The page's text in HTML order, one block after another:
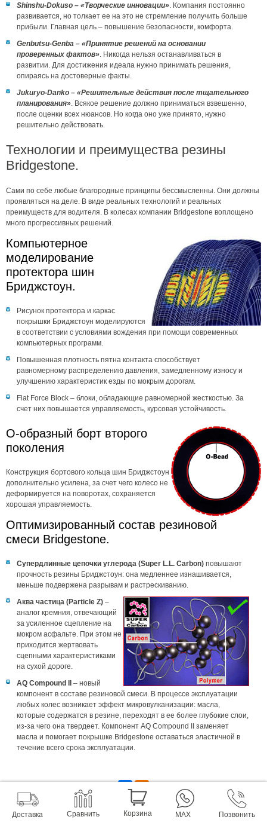
Shinshu-Dokuso – «Творческие инновации» . Компания постоянно
развивается, но толкает ее на это не стремление получить больше
прибыли. Главная цель – повышение безопасности, комфорта.
Genbutsu-Genba – «Принятие решений на основании
проверенных фактов» . Никогда нельзя останавливаться в
развитии. Для достижения идеала нужно принимать решения,
опираясь на достоверные факты.
Jukuryo-Danko – «Решительные действия после тщательного
планирования» . Всякое решение должно приниматься взвешенно,
после оценки всех нюансов. Но когда оно уже принято, нужно
решительно действовать.
Технологии и преимущества резины
Bridgestone.
Сами по себе любые благородные принципы бессмысленны. Они должны
проявляться на деле. В виде реальных технологий и реальных
преимуществ для водителя. В колесах компании Bridgestone воплощено
много прогрессивных решений.
Компьютерное
моделирование
протектора шин
Бриджстоун.
Рисунок протектора и каркас
покрышки Бриджстоун моделируются
в соответствии с условиями вождения при помощи современных
компьютерных программ.
Повышенная плотность пятна контакта способствует
равномерному распределению давления, замедленному износу и
улучшению характеристик езды по мокрым дорогам.
Flat Force Block – блоки, обладающие равномерной жесткостью. За
счет них повышается управляемость, курсовая устойчивость.
O-образный борт второго
поколения
Конструкция бортового кольца шин Бриджстоун
дополнительно усилена, за счет чего колесо не
деформируется на поворотах, сохраняется
хорошая управляемость.
Оптимизированный состав резиновой
смеси Bridgestone.
Супердлинные цепочки углерода (Super L.L. Carbon) повышают
прочность резины Бриджстоун: она медленнее изнашивается,
меньше подвержена разрывам и растрескиванию.
Аква частица (Particle Z) –
аналог кремния, отвечающий
за усиленное сцепление на
мокром асфальте. При этом не
приходится жертвовать
сцепными характеристиками
на сухой дороге.
AQ Compound II – новый
компонент в составе резиновой смеси. В процессе эксплуатации
любых колес возникает эффект микровулканизации: масла,
которые содержатся в резине, переходят в ее более глубокие слои,
из-за чего она твердеет. Компонент AQ Compound II заменяет
масла и помогает покрышке Bridgestone оставаться эластичной в
течение всего срока эксплуатации.
Доставка Сравнить Корзина MAX Позвонить